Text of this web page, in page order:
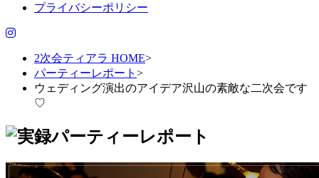
プライバシーポリシー
2次会ティアラ HOME>
パーティーレポート >
ウェディング演出のアイデア沢山の素敵な二次会です
♡